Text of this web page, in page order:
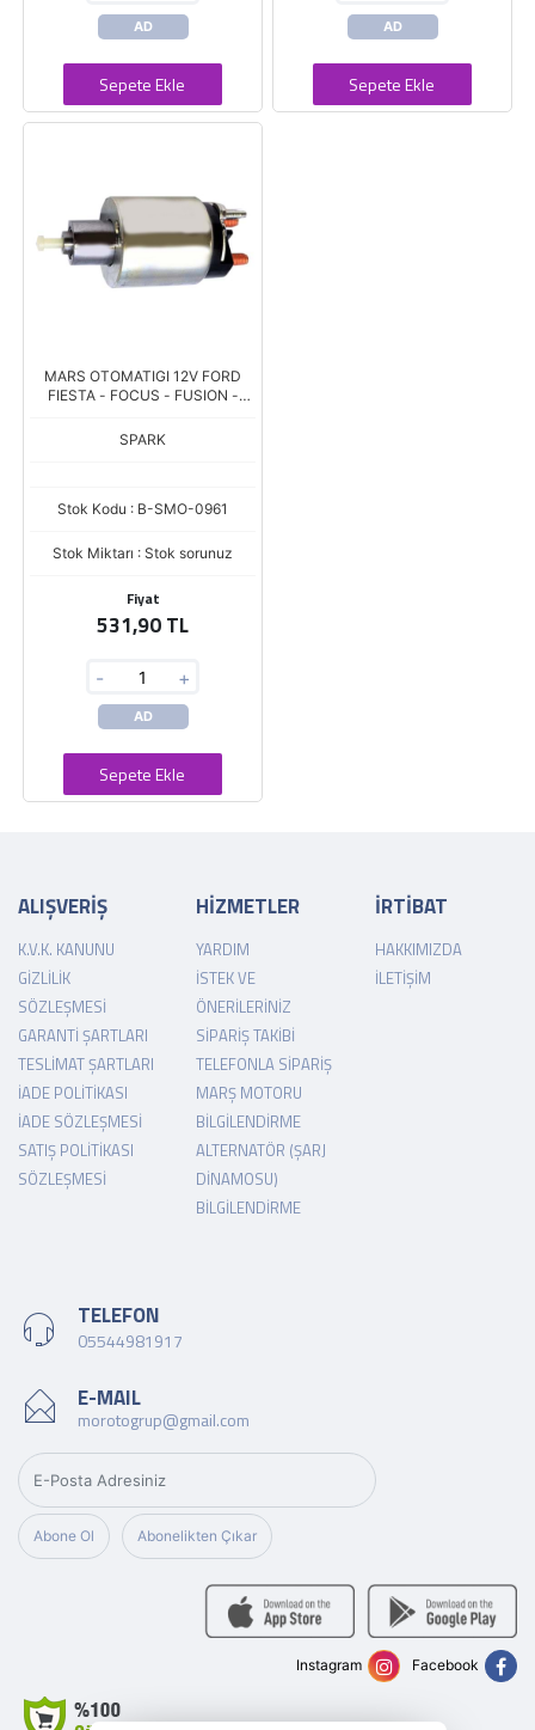
AD
Sepete Ekle
AD
Sepete Ekle
MARS OTOMATIGI 12V FORD
FIESTA - FOCUS - FUSION -
SPARK
Stok Kodu : B-SMO-0961
Stok Miktarı : Stok sorunuz
Fiyat
531,90 TL
- +
AD
Sepete Ekle
ALIŞVERİŞ
K.V.K. KANUNU
GIZLILIK
SÖZLEŞMESI
GARANTI ŞARTLARI
TESLIMAT ŞARTLARI
İADE POLITIKASI
İADE SÖZLEŞMESI
SATIŞ POLITIKASI
SÖZLEŞMESI
HİZMETLER
YARDIM
İSTEK VE
ÖNERILERINIZ
SIPARIŞ TAKIBI
TELEFONLA SIPARIŞ
MARŞ MOTORU
BILGILENDIRME
ALTERNATÖR (ŞARJ
DINAMOSU)
BILGILENDIRME
İRTİBAT
HAKKIMIZDA
İLETIŞIM
TELEFON
05544981917
E-MAIL
morotogrup@gmail.com
Abone Ol Abonelikten Çıkar
Facebook
Instagram